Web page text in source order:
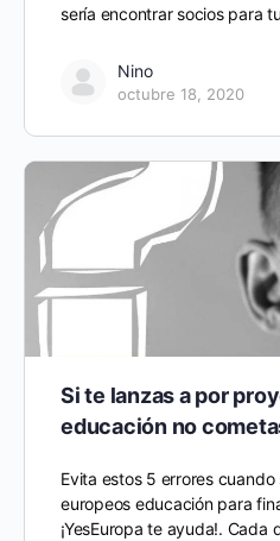
sería encontrar socios para
Nino
octubre 18, 2020
Si te lanzas a por
educación no
Evita estos 5 errores
europeos educación para
¡YesEuropa te ayuda!. Cada